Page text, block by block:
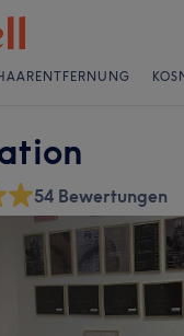
54 Bewertungen